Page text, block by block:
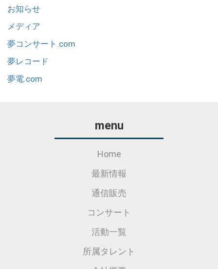
お知らせ
メディア
夢コンサート.com
夢レコード
夢電.com
menu
Home
最新情報
通信販売
コンサート
活動一覧
所属タレント